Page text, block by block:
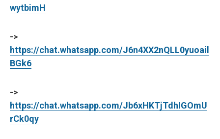
wytbimH
->
https://chat.whatsapp.com/J6n4XX2nQLL0yuoail
BGk6
->
https://chat.whatsapp.com/Jb6xHKTjTdhIGOmU
rCk0qy